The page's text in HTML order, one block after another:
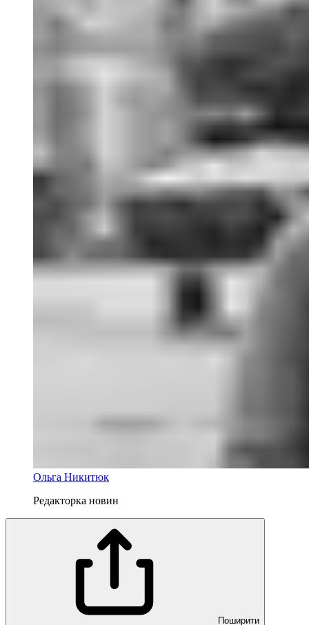
Ольга Никитюк
Редакторка новин
Поширити